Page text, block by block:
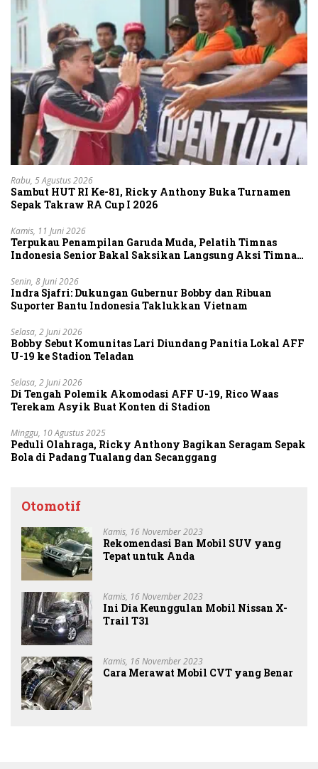
Rabu, 5 Agustus 2026
Sambut HUT RI Ke-81, Ricky Anthony Buka Turnamen
Sepak Takraw RA Cup I 2026
Kamis, 11 Juni 2026
Terpukau Penampilan Garuda Muda, Pelatih Timnas
Indonesia Senior Bakal Saksikan Langsung Aksi Timnas
Senin, 8 Juni 2026
Indra Sjafri: Dukungan Gubernur Bobby dan Ribuan
Suporter Bantu Indonesia Taklukkan Vietnam
Selasa, 2 Juni 2026
Bobby Sebut Komunitas Lari Diundang Panitia Lokal AFF
U-19 ke Stadion Teladan
Selasa, 2 Juni 2026
Di Tengah Polemik Akomodasi AFF U-19, Rico Waas
Terekam Asyik Buat Konten di Stadion
Minggu, 10 Agustus 2025
Peduli Olahraga, Ricky Anthony Bagikan Seragam Sepak
Bola di Padang Tualang dan Secanggang
Otomotif
Kamis, 16 November 2023
Rekomendasi Ban Mobil SUV yang
Tepat untuk Anda
Kamis, 16 November 2023
Ini Dia Keunggulan Mobil Nissan X-
Trail T31
Kamis, 16 November 2023
Cara Merawat Mobil CVT yang Benar